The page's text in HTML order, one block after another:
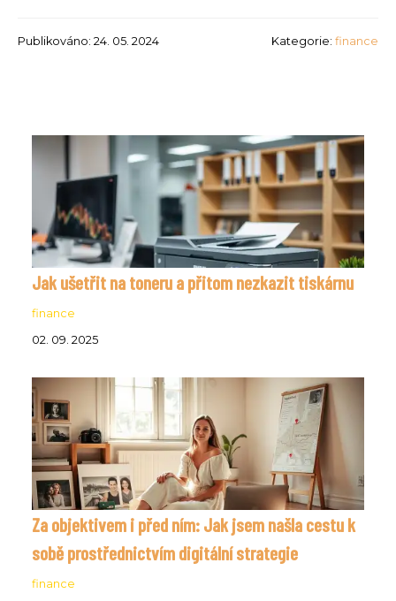
Publikováno: 24. 05. 2024 Kategorie: finance
Jak ušetřit na toneru a přitom nezkazit tiskárnu
finance
02. 09. 2025
Za objektivem i před ním: Jak jsem našla cestu k
sobě prostřednictvím digitální strategie
finance